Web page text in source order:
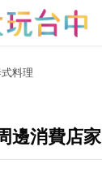
料理
邊消費店家